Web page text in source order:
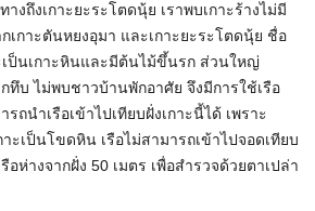
งถึงเกาะยะระโตดนุ้ย เราพบเกาะร้างไม่มี
เกาะตันหยงอุมา และเกาะยะระโตดนุ้ย ชื่อ
ป็นเกาะหินและมีต้นไม้ขึ้นรก ส่วนใหญ่
ทึบ ไม่พบชาวบ้านพักอาศัย จึงมีการใช้เรือ
ถนำเรือเข้าไปเทียบฝั่งเกาะนี้ได้ เพราะ
ะเป็นโขดหิน เรือไม่สามารถเข้าไปจอดเทียบ
อห่างจากฝั่ง 50 เมตร เพื่อสำรวจด้วยตาเปล่า